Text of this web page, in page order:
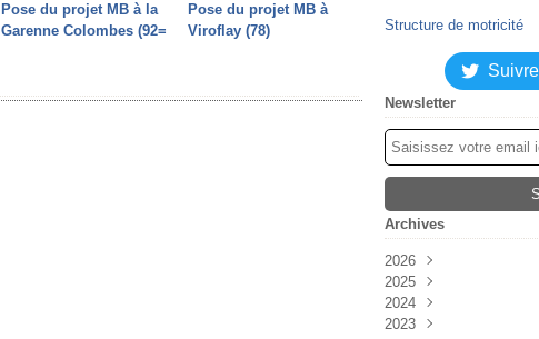
Pose du projet MB à la
Garenne Colombes (92=
Pose du projet MB à
Viroflay (78)
Structure de motricité
Newsletter
Archives
2026
Février
2025
Octobre
Septembre
2024
Décembre
2023